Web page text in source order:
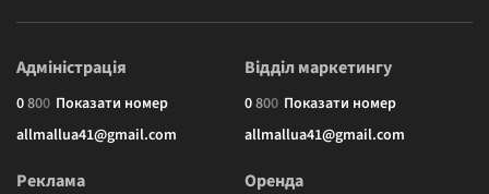
Адміністрація
0800 Показати номер
allmallua41@gmail.com
Відділ маркетингу
0800 Показати номер
allmallua41@gmail.com
Реклама Оренда